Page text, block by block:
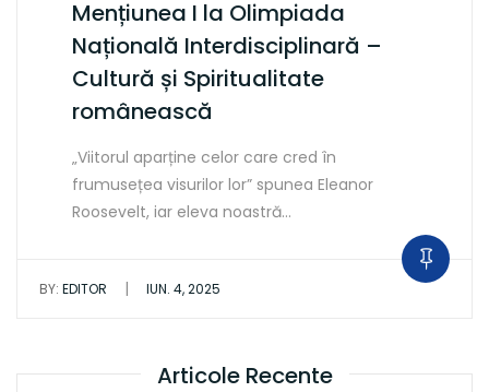
Mențiunea I la Olimpiada
Națională Interdisciplinară –
Cultură și Spiritualitate
românească
„Viitorul aparține celor care cred în
frumusețea visurilor lor” spunea Eleanor
Roosevelt, iar eleva noastră…
BY: EDITOR | IUN. 4, 2025
Articole Recente